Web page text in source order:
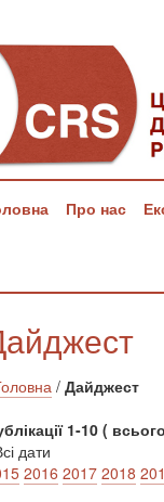
Про нас
/ Дайджест
1-10 (
дати
2016 2017 2018